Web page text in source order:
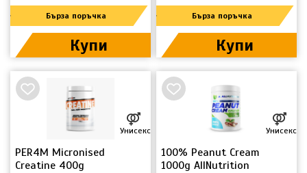
Бърза поръчка
Купи
Бърза поръчка
Купи
PER4M Micronised
Creatine 400g
Унисекс
100% Peanut Cream
1000g AllNutrition
Унисекс